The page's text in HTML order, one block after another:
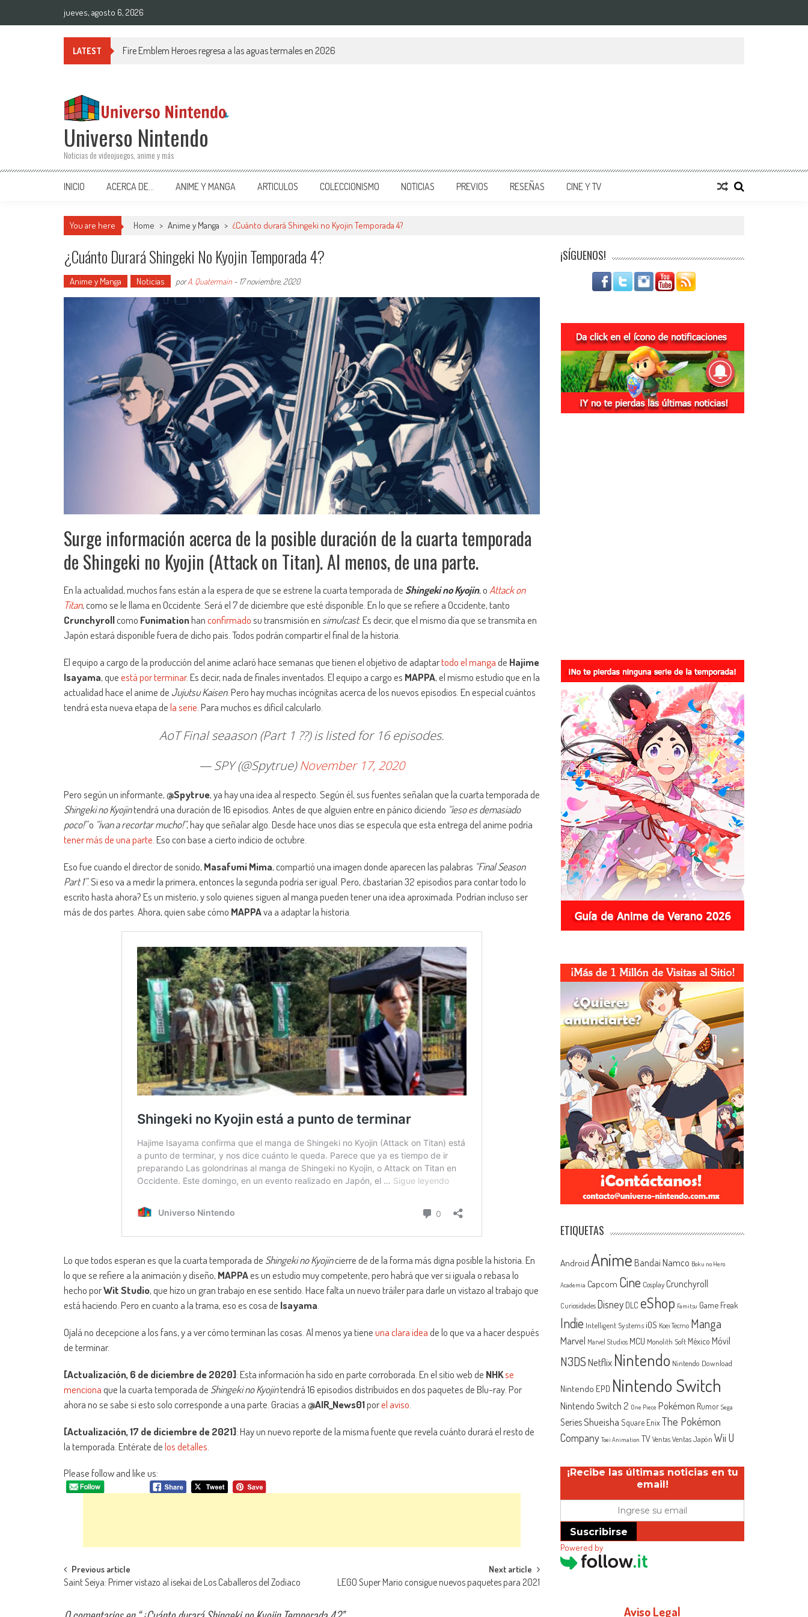
jueves, agosto 6, 2026
LATEST Fire Emblem Heroes regresa a las aguas termales en 2026
Universo Nintendo
Noticias de videojuegos, anime y más
INICIO ACERCA DE… ANIME Y MANGA ARTICULOS COLECCIONISMO NOTICIAS PREVIOS RESEÑAS CINE Y TV
You are here Home > Anime y Manga > ¿Cuánto durará Shingeki no Kyojin Temporada 4?
¿Cuánto Durará Shingeki No Kyojin Temporada 4?
Anime y Manga Noticias porA. Quatermain - 17 noviembre, 2020
Surge información acerca de la posible duración de la cuarta temporada
de Shingeki no Kyojin (Attack on Titan). Al menos, de una parte.
En la actualidad, muchos fans están a la espera de que se estrene la cuarta temporada de Shingeki no Kyojin, oAttack on
Titan, como se le llama en Occidente. Será el 7 de diciembre que esté disponible. En lo que se refiere a Occidente, tanto
Crunchyrollcomo Funimationhanconfirmadosu transmisión en simulcast. Es decir, que el mismo día que se transmita en
Japón estará disponible fuera de dicho país. Todos podrán compartir el final de la historia.
El equipo a cargo de la producción del anime aclaró hace semanas que tienen el objetivo de adaptartodo el mangade Hajime
Isayama, queestá por terminar. Es decir, nada de finales inventados. El equipo a cargo es MAPPA, el mismo estudio que en la
actualidad hace el anime de Jujutsu Kaisen. Pero hay muchas incógnitas acerca de los nuevos episodios. En especial cuántos
tendrá esta nueva etapa dela serie. Para muchos es difícil calcularlo.
AoT Final seaason (Part 1 ??) is listed for 16 episodes.
— SPY (@Spytrue)November 17, 2020
Pero según un informante,@Spytrue, ya hay una idea al respecto. Según él, sus fuentes señalan que la cuarta temporada de
Shingeki no Kyojintendrá una duración de 16 episodios. Antes de que alguien entre en pánico diciendo “¡eso es demasiado
poco!”o “¡van a recortar mucho!”, hay que señalar algo. Desde hace unos días se especula que esta entrega del anime podría
tener más de una parte. Eso con base a cierto indicio de octubre.
Eso fue cuando el director de sonido, Masafumi Mima, compartió una imagen donde aparecen las palabras “Final Season
Part 1”. Si eso va a medir la primera, entonces la segunda podría ser igual. Pero, ¿bastarían 32 episodios para contar todo lo
escrito hasta ahora? Es un misterio, y solo quienes siguen al manga pueden tener una idea aproximada. Podrían incluso ser
más de dos partes. Ahora, quien sabe cómo MAPPAva a adaptar la historia.
Lo que todos esperan es que la cuarta temporada de Shingeki no Kyojincierre de de la forma más digna posible la historia. En
lo que se refiere a la animación y diseño, MAPPAes un estudio muy competente, pero habrá que ver si iguala o rebasa lo
hecho porWit Studio, que hizo un gran trabajo en ese sentido. Hace falta un nuevo tráiler para darle un vistazo al trabajo que
está haciendo. Pero en cuanto a la trama, eso es cosa de Isayama.
Ojalá no decepcione a los fans, y a ver cómo terminan las cosas. Al menos ya tieneuna clara ideade lo que va a hacer después
de terminar.
[Actualización, 6 de diciembre de 2020]: Esta información ha sido en parte corroborada. En el sitio web de NHKse
mencionaque la cuarta temporada de Shingeki no Kyojintendrá 16 episodios distribuidos en dos paquetes de Blu-ray. Por
ahora no se sabe si esto solo corresponde a una parte. Gracias a@AIR_News01porel aviso.
[Actualización, 17 de diciembre de 2021]: Hay un nuevo reporte de la misma fuente que revela cuánto durará el resto de
la temporada. Entérate delos detalles.
Please follow and like us:
Navegación de entradas
Previous article
Saint Seiya: Primer vistazo al isekai de Los Caballeros del Zodiaco
Next article
LEGO Super Mario consigue nuevos paquetes para 2021
¡SÍGUENOS!
ETIQUETAS
Android Anime Bandai Namco Boku no Hero
Academia Capcom Cine Cosplay Crunchyroll
Curiosidades Disney DLC eShop Famitsu Game Freak
Indie Intelligent Systems iOS Koei Tecmo Manga
Marvel Marvel Studios MCU Monolith Soft México Móvil
N3DSNetflix Nintendo Nintendo Download
Nintendo EPD Nintendo Switch
Nintendo Switch 2 One Piece Pokémon Rumor Sega
SeriesShueisha Square EnixThe Pokémon
Company Toei Animation TV Ventas Ventas Japón Wii U
¡Recibe las últimas noticias en tu
email!
Suscribirse
Powered by
Aviso Legal